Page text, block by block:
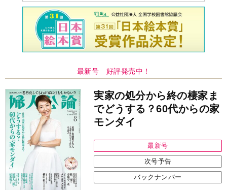
最新号 好評発売中！
実家の処分から終の棲家ま
でどうする？60代からの家
モンダイ
最新号
次号予告
バックナンバー